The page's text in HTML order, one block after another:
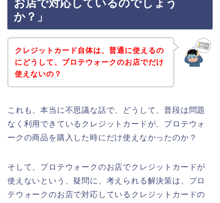
お店で対応しているのでしょう
か？」
クレジットカード自体は、普通に使えるの
にどうして、プロテウォークのお店でだけ
使えないの？
これも、本当に不思議な話で、どうして、普段は問題
なく利用できているクレジットカードが、プロテウォ
ークの商品を購入した時にだけ使えなかったのか？
そして、プロテウォークのお店でクレジットカードが
使えないという、疑問に、考えられる解決策は、プロ
テウォークのお店で対応しているクレジットカードの